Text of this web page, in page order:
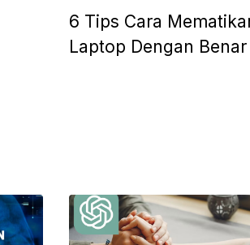
6 Tips Cara
Laptop Dengan Benar